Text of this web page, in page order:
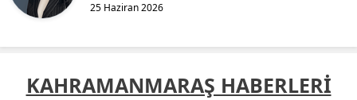
25 Haziran 2026
KAHRAMANMARAŞ HABERLERİ